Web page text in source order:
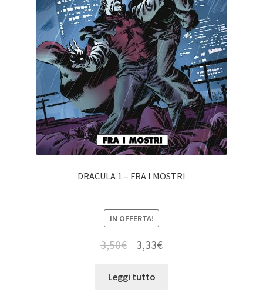
DRACULA 1 – FRA I MOSTRI
IN OFFERTA!
3,50€ 3,33€
Leggi tutto